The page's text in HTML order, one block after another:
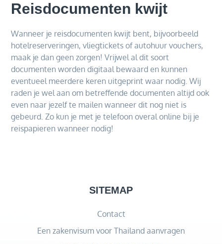
Reisdocumenten kwijt
Wanneer je reisdocumenten kwijt bent, bijvoorbeeld
hotelreserveringen, vliegtickets of autohuur vouchers,
maak je dan geen zorgen! Vrijwel al dit soort
documenten worden digitaal bewaard en kunnen
eventueel meerdere keren uitgeprint waar nodig. Wij
raden je wel aan om betreffende documenten altijd ook
even naar jezelf te mailen wanneer dit nog niet is
gebeurd. Zo kun je met je telefoon overal online bij je
reispapieren wanneer nodig!
SITEMAP
Contact
Een zakenvisum voor Thailand aanvragen